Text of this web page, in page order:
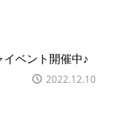
ベント開催中♪
2022.12.10